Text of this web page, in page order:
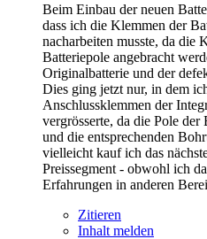
Beim Einbau der neuen
dass ich die Klemmen der
nacharbeiten musste, da die
Batteriepole angebracht
Originalbatterie und der
Dies ging jetzt nur, in dem
Anschlussklemmen der
vergrösserte, da die Pole
und die entsprechenden
vielleicht kauf ich das
Preissegment - obwohl ich
Erfahrungen in anderen
Zitieren
Inhalt melden